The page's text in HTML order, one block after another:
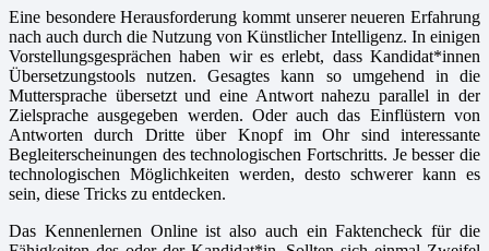
Eine besondere Herausforderung kommt unserer neueren Erfahrung
nach auch durch die Nutzung von Künstlicher Intelligenz. In einigen
Vorstellungsgesprächen haben wir es erlebt, dass Kandidat*innen
Übersetzungstools nutzen. Gesagtes kann so umgehend in die
Muttersprache übersetzt und eine Antwort nahezu parallel in der
Zielsprache ausgegeben werden. Oder auch das Einflüstern von
Antworten durch Dritte über Knopf im Ohr sind interessante
Begleiterscheinungen des technologischen Fortschritts. Je besser die
technologischen Möglichkeiten werden, desto schwerer kann es
sein, diese Tricks zu entdecken.
Das Kennenlernen Online ist also auch ein Faktencheck für die